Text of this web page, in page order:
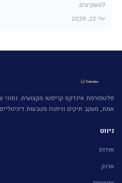
למשקיעים.
יולי 22, 2026
פלטפורמת אינדקס קריפטו מקצועית. נתוני
אמת, מעקב תיקים וניתוח מטבעות
ניווט
אודות
ארנק